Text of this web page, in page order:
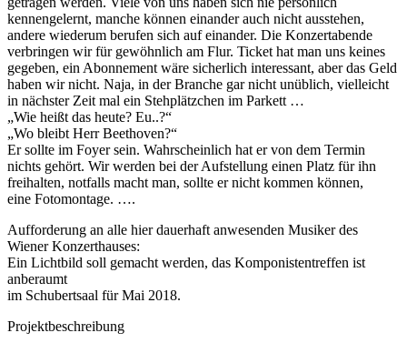
kennengelernt, manche können einander auch nicht ausstehen,
andere wiederum berufen sich auf einander. Die Konzertabende
verbringen wir für gewöhnlich am Flur. Ticket hat man uns keines
gegeben, ein Abonnement wäre sicherlich interessant, aber das Geld
haben wir nicht. Naja, in der Branche gar nicht unüblich, vielleicht
in nächster Zeit mal ein Stehplätzchen im Parkett …
„Wie heißt das heute? Eu..?“
„Wo bleibt Herr Beethoven?“
Er sollte im Foyer sein. Wahrscheinlich hat er von dem Termin
nichts gehört. Wir werden bei der Aufstellung einen Platz für ihn
freihalten, notfalls macht man, sollte er nicht kommen können,
eine Fotomontage. ….
Aufforderung an alle hier dauerhaft anwesenden Musiker des
Wiener Konzerthauses:
Ein Lichtbild soll gemacht werden, das Komponistentreffen ist
anberaumt
im Schubertsaal für Mai 2018.
Projektbeschreibung